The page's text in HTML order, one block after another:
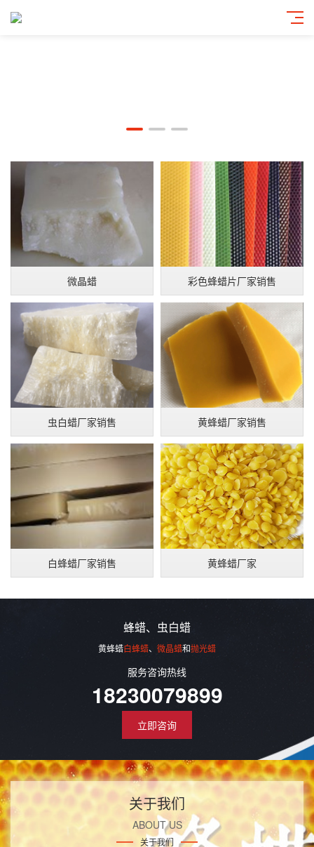
微晶蜡 彩色蜂蜡片厂家销售
虫白蜡厂家销售 黄蜂蜡厂家销售
白蜂蜡厂家销售 黄蜂蜡厂家
蜂蜡、虫白蜡
黄蜂蜡白蜂蜡、 微晶蜡和抛光蜡
服务咨询热线
18230079899
立即咨询
关于我们
ABOUT US
关于我们